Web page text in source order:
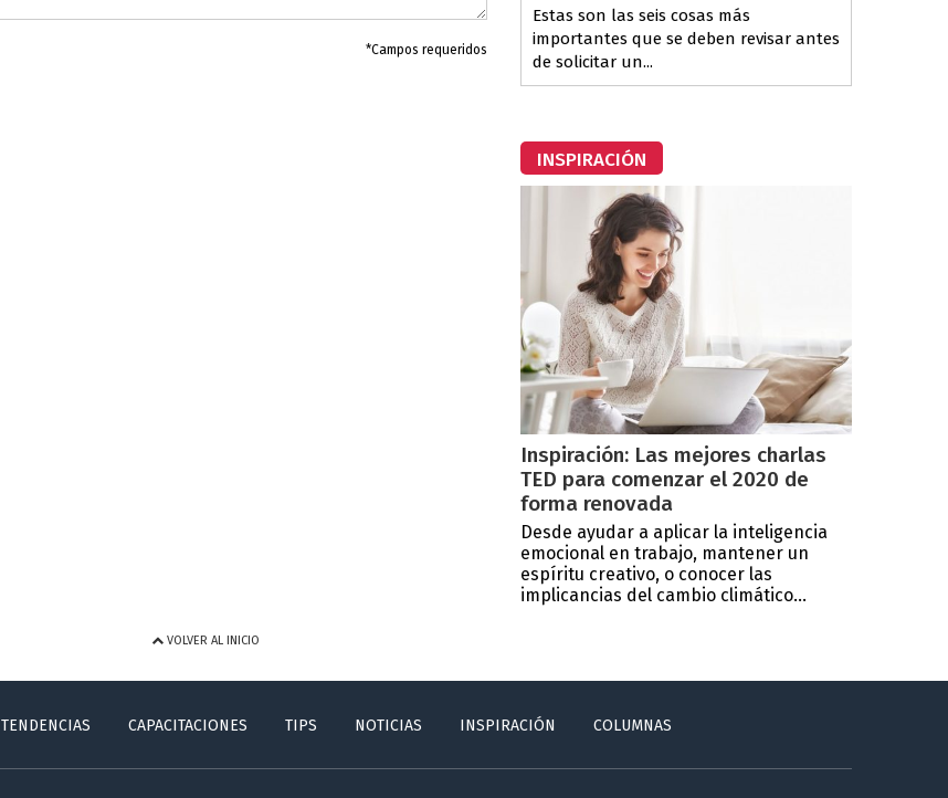
*Campos requeridos
Estas son las seis cosas más
importantes que se deben revisar antes
de solicitar un...
INSPIRACIÓN
Inspiración: Las mejores charlas
TED para comenzar el 2020 de
forma renovada
Desde ayudar a aplicar la inteligencia
emocional en trabajo, mantener un
espíritu creativo, o conocer las
implicancias del cambio climático...
VOLVER AL INICIO
TENDENCIAS CAPACITACIONES TIPS NOTICIAS INSPIRACIÓN COLUMNAS